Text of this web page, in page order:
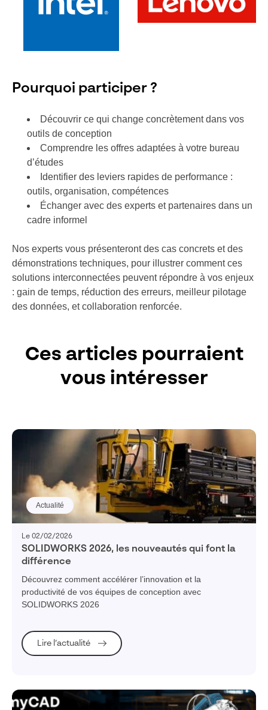
Pourquoi participer ?
Découvrir ce qui change concrètement dans vos
outils de conception
Comprendre les offres adaptées à votre bureau
d’études
Identifier des leviers rapides de performance :
outils, organisation, compétences
Échanger avec des experts et partenaires dans un
cadre informel
Nos experts vous présenteront des cas concrets et des
démonstrations techniques, pour illustrer comment ces
solutions interconnectées peuvent répondre à vos enjeux
: gain de temps, réduction des erreurs, meilleur pilotage
des données, et collaboration renforcée.
Ces articles pourraient
vous intéresser
Actualité
Le 02/02/2026
SOLIDWORKS 2026, les nouveautés qui font la
différence
Découvrez comment accélérer l’innovation et la
productivité de vos équipes de conception avec
SOLIDWORKS 2026
Lire l’actualité